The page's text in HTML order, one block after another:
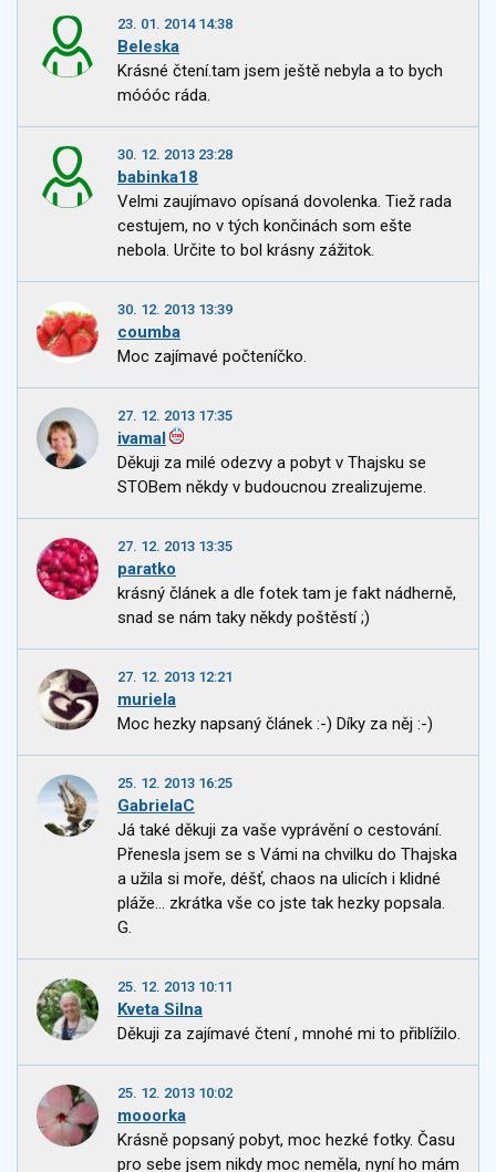
23. 01. 2014 14:38
Beleska
Krásné čtení.tam jsem ještě nebyla a to bych
móóóc ráda.
30. 12. 2013 23:28
babinka18
Velmi zaujímavo opísaná dovolenka. Tiež rada
cestujem, no v tých končinách som ešte
nebola. Určite to bol krásny zážitok.
30. 12. 2013 13:39
coumba
Moc zajímavé počteníčko.
27. 12. 2013 17:35
ivamal
Děkuji za milé odezvy a pobyt v Thajsku se
STOBem někdy v budoucnou zrealizujeme.
27. 12. 2013 13:35
paratko
krásný článek a dle fotek tam je fakt nádherně,
snad se nám taky někdy poštěstí ;)
27. 12. 2013 12:21
muriela
Moc hezky napsaný článek :-) Díky za něj :-)
25. 12. 2013 16:25
GabrielaC
Já také děkuji za vaše vyprávění o cestování.
Přenesla jsem se s Vámi na chvilku do Thajska
a užila si moře, déšť, chaos na ulicích i klidné
pláže... zkrátka vše co jste tak hezky popsala.
G.
25. 12. 2013 10:11
Kveta Silna
Děkuji za zajímavé čtení , mnohé mi to přiblížilo.
25. 12. 2013 10:02
mooorka
Krásně popsaný pobyt, moc hezké fotky. Času
pro sebe jsem nikdy moc neměla, nyní ho mám